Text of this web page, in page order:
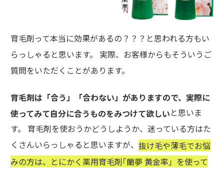
育毛剤って本当に効果があるの？？？と思われる方もい
らっしゃると思います。 実際、お客様からもそういうご
質問をいただくことがあります。
育毛剤は「合う」「合わない」がありますので、実際に
使ってみて自分に合うものをみつけて欲しいと思いま
す。 育毛剤を使おうかどうしようか、迷っている方はた
くさんいらっしゃると思いますが、 抜け毛や薄毛でお悩
みの方は、とにかく薬用育毛剤｢蘭夢 黄金率」を使って